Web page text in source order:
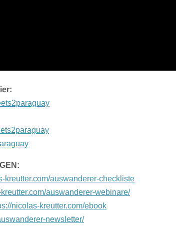
kreutter.com/auswanderer-checkliste
auswanderer-webinare/
nicolas-kreutter.com/ebook
newsletter/